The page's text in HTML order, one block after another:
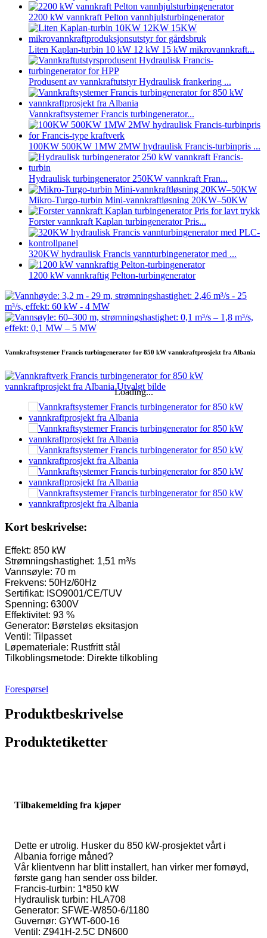
2200 kW vannkraft Pelton vannhjulsturbingenerator
Liten Kaplan-turbin 10 kW 12 kW 15 kW mikrovannkraft...
Produsent av vannkraftutstyr Hydraulisk frankering ...
Vannkraftsystemer Francis turbingenerator...
100KW 500KW 1MW 2MW hydraulisk Francis-turbinpris ...
Hydraulisk turbingenerator 250KW vannkraft Fran...
Mikro-Turgo-turbin Mini-vannkraftløsning 20KW–50KW
Forster vannkraft Kaplan turbingenerator Pris...
320KW hydraulisk Francis vannturbingenerator med ...
1200 kW vannkraftig Pelton-turbingenerator
Vannkraftsystemer Francis turbingenerator for 850 kW vannkraftprosjekt fra Albania
Loading...
Kort beskrivelse:
Effekt: 850 kW
Strømningshastighet: 1,51 m³/s
Vannsøyle: 70 m
Frekvens: 50Hz/60Hz
Sertifikat: ISO9001/CE/TUV
Spenning: 6300V
Effektivitet: 93 %
Generator: Børsteløs eksitasjon
Ventil: Tilpasset
Løpemateriale: Rustfritt stål
Tilkoblingsmetode: Direkte tilkobling
Forespørsel
Produktbeskrivelse
Produktetiketter
Tilbakemelding fra kjøper
Dette er utrolig. Husker du 850 kW-prosjektet vårt i
Albania forrige måned?
Vår klientvenn har blitt installert, han virker mer fornøyd,
første gang han sender oss bilder.
Francis-turbin: 1*850 kW
Hydraulisk turbin: HLA708
Generator: SFWE-W850-6/1180
Guvernør: GYWT-600-16
Ventil: Z941H-2.5C DN600